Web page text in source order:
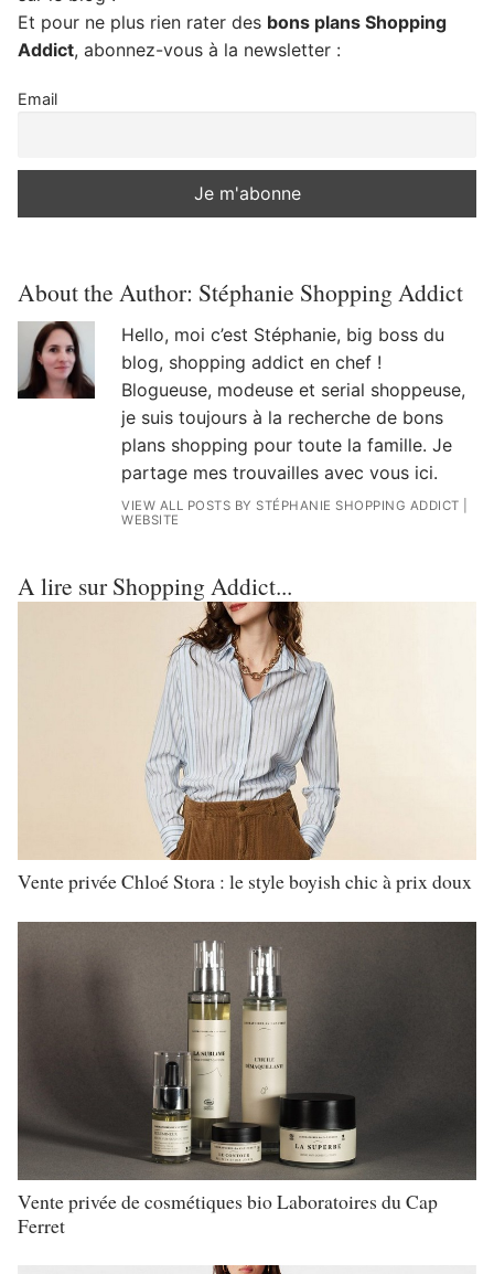
Et pour ne plus rien rater des bons plans Shopping
Addict, abonnez-vous à la newsletter :
Email
About the Author: Stéphanie Shopping Addict
Hello, moi c’est Stéphanie, big boss du
blog, shopping addict en chef !
Blogueuse, modeuse et serial shoppeuse,
je suis toujours à la recherche de bons
plans shopping pour toute la famille. Je
partage mes trouvailles avec vous ici.
VIEW ALL POSTS BY STÉPHANIE SHOPPING ADDICT
WEBSITE
A lire sur Shopping Addict...
Vente privée Chloé Stora : le style boyish chic à prix doux
Vente privée de cosmétiques bio Laboratoires du Cap
Ferret